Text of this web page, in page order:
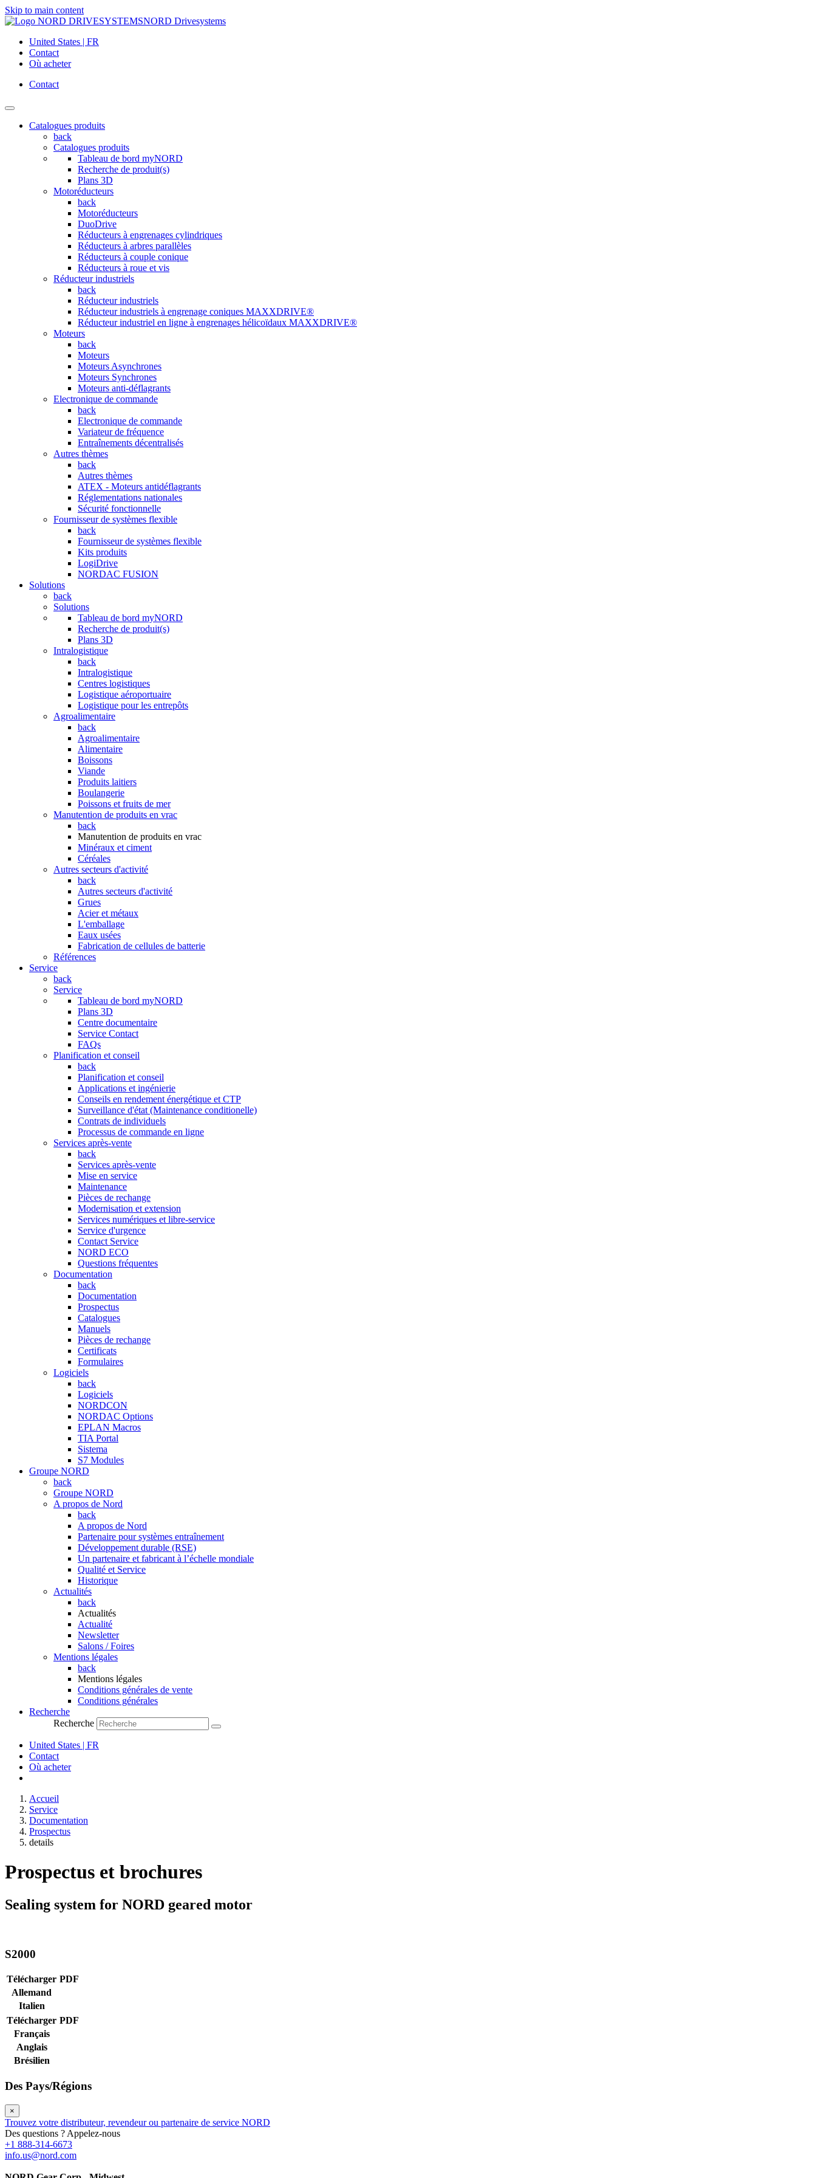
Skip to main content
NORD Drivesystems
United States | FR
Contact
Où acheter
Contact
Catalogues produits
back
Catalogues produits
Tableau de bord myNORD
Recherche de produit(s)
Plans 3D
Motoréducteurs
back
Motoréducteurs
DuoDrive
Réducteurs à engrenages cylindriques
Réducteurs à arbres parallèles
Réducteurs à couple conique
Réducteurs à roue et vis
Réducteur industriels
back
Réducteur industriels
Réducteur industriels à engrenage coniques MAXXDRIVE®
Réducteur industriel en ligne à engrenages hélicoïdaux MAXXDRIVE®
Moteurs
back
Moteurs
Moteurs Asynchrones
Moteurs Synchrones
Moteurs anti-déflagrants
Electronique de commande
back
Electronique de commande
Variateur de fréquence
Entraînements décentralisés
Autres thèmes
back
Autres thèmes
ATEX - Moteurs antidéflagrants
Réglementations nationales
Sécurité fonctionnelle
Fournisseur de systèmes flexible
back
Fournisseur de systèmes flexible
Kits produits
LogiDrive
NORDAC FUSION
Solutions
back
Solutions
Tableau de bord myNORD
Recherche de produit(s)
Plans 3D
Intralogistique
back
Intralogistique
Centres logistiques
Logistique aéroportuaire
Logistique pour les entrepôts
Agroalimentaire
back
Agroalimentaire
Alimentaire
Boissons
Viande
Produits laitiers
Boulangerie
Poissons et fruits de mer
Manutention de produits en vrac
back
Manutention de produits en vrac
Minéraux et ciment
Céréales
Autres secteurs d'activité
back
Autres secteurs d'activité
Grues
Acier et métaux
L'emballage
Eaux usées
Fabrication de cellules de batterie
Références
Service
back
Service
Tableau de bord myNORD
Plans 3D
Centre documentaire
Service Contact
FAQs
Planification et conseil
back
Planification et conseil
Applications et ingénierie
Conseils en rendement énergétique et CTP
Surveillance d'état (Maintenance conditionelle)
Contrats de individuels
Processus de commande en ligne
Services après-vente
back
Services après-vente
Mise en service
Maintenance
Pièces de rechange
Modernisation et extension
Services numériques et libre-service
Service d'urgence
Contact Service
NORD ECO
Questions fréquentes
Documentation
back
Documentation
Prospectus
Catalogues
Manuels
Pièces de rechange
Certificats
Formulaires
Logiciels
back
Logiciels
NORDCON
NORDAC Options
EPLAN Macros
TIA Portal
Sistema
S7 Modules
Groupe NORD
back
Groupe NORD
A propos de Nord
back
A propos de Nord
Partenaire pour systèmes entraînement
Développement durable (RSE)
Un partenaire et fabricant à l’échelle mondiale
Qualité et Service
Historique
Actualités
back
Actualités
Actualité
Newsletter
Salons / Foires
Mentions légales
back
Mentions légales
Conditions générales de vente
Conditions générales
Recherche
Recherche
United States | FR
Contact
Où acheter
Accueil
Service
Documentation
Prospectus
details
Prospectus et brochures
Sealing system for NORD geared motor
S2000
Télécharger PDF
Allemand
Italien
Télécharger PDF
Français
Anglais
Brésilien
Des Pays/Régions
×
Trouvez votre distributeur, revendeur ou partenaire de service NORD
Des questions ? Appelez-nous
+1 888-314-6673
info.us@nord.com